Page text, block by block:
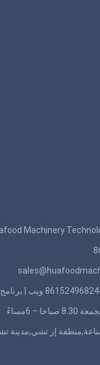
ويب برنامج
– 6مساءً